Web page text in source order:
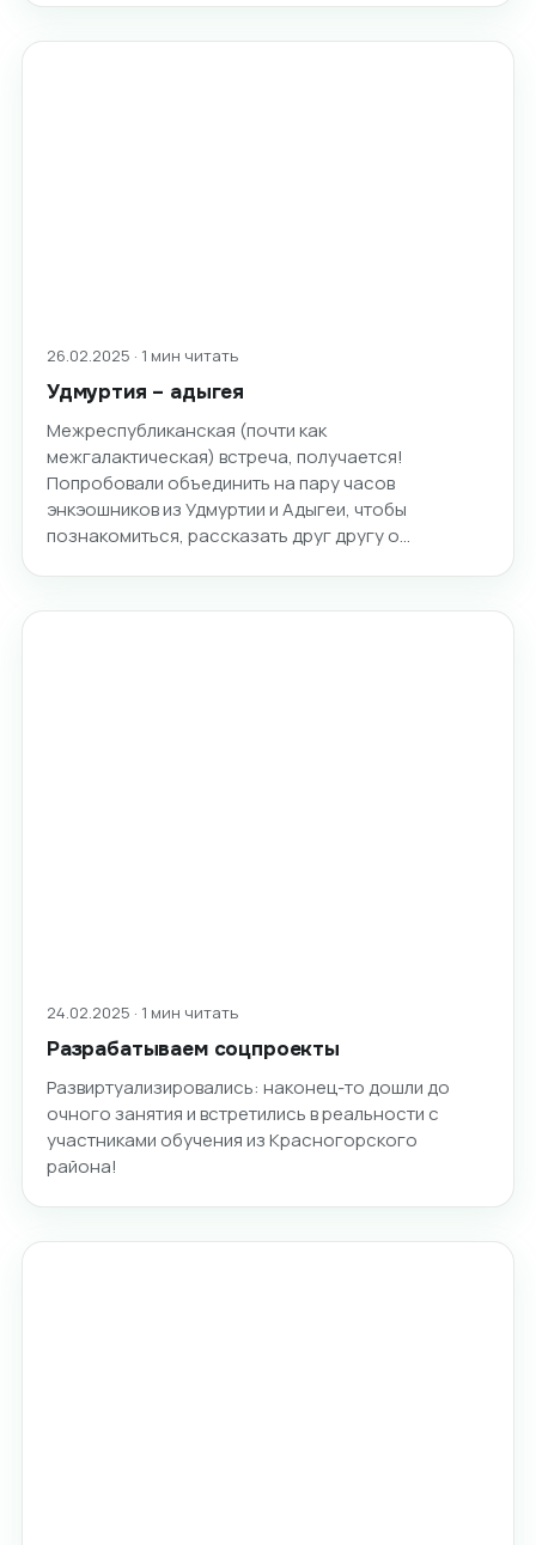
26.02.2025 · 1 мин читать
Удмуртия – адыгея
Межреспубликанская (почти как
межгалактическая) встреча, получается!
Попробовали объединить на пару часов
энкэошников из Удмуртии и Адыгеи, чтобы
познакомиться, рассказать друг другу о…
24.02.2025 · 1 мин читать
Разрабатываем соцпроекты
Развиртуализировались: наконец-то дошли до
очного занятия и встретились в реальности с
участниками обучения из Красногорского
района!